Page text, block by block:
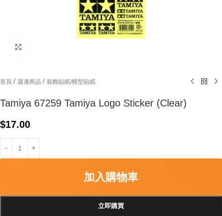
首頁 / 週邊商品 / 裝飾貼紙/模型貼紙
Tamiya 67259 Tamiya Logo Sticker (Clear)
$17.00
加入購物車
立即購買